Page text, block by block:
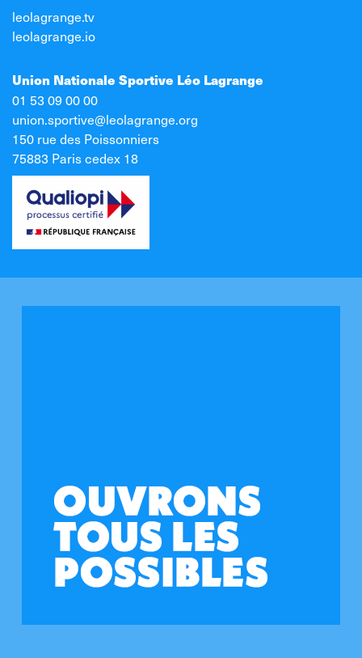
leolagrange.tv
leolagrange.io
Union Nationale Sportive Léo Lagrange
01 53 09 00 00
union.sportive@leolagrange.org
150 rue des Poissonniers
75883 Paris cedex 18